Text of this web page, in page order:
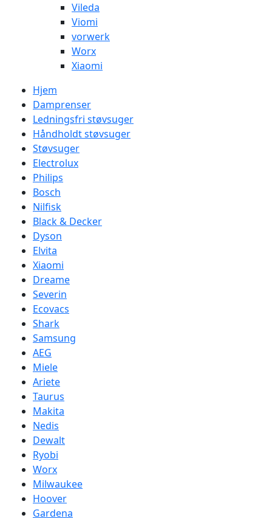
Vileda
Viomi
vorwerk
Worx
Xiaomi
Hjem
Damprenser
Ledningsfri støvsuger
Håndholdt støvsuger
Støvsuger
Electrolux
Philips
Bosch
Nilfisk
Black & Decker
Dyson
Elvita
Xiaomi
Dreame
Severin
Ecovacs
Shark
Samsung
AEG
Miele
Ariete
Taurus
Makita
Nedis
Dewalt
Ryobi
Worx
Milwaukee
Hoover
Gardena